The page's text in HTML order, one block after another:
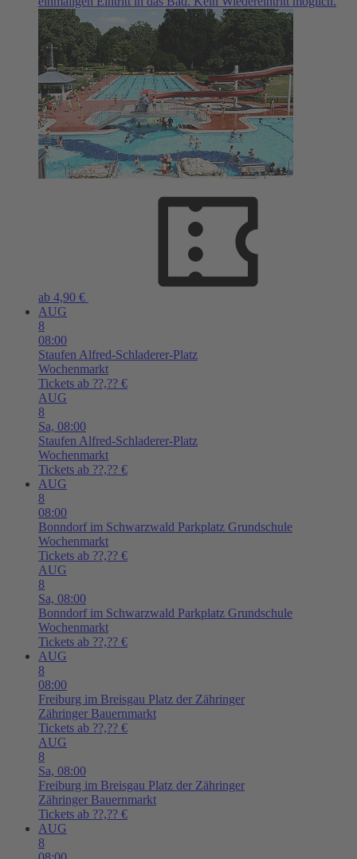
ab 4,90 €
AUG
8
08:00
Staufen Alfred-Schladerer-Platz
Wochenmarkt
Tickets ab ??,?? €
AUG
8
Sa, 08:00
Staufen Alfred-Schladerer-Platz
Wochenmarkt
Tickets ab ??,?? €
AUG
8
08:00
Bonndorf im Schwarzwald Parkplatz Grundschule
Wochenmarkt
Tickets ab ??,?? €
AUG
8
Sa, 08:00
Bonndorf im Schwarzwald Parkplatz Grundschule
Wochenmarkt
Tickets ab ??,?? €
AUG
8
08:00
Freiburg im Breisgau Platz der Zähringer
Zähringer Bauernmarkt
Tickets ab ??,?? €
AUG
8
Sa, 08:00
Freiburg im Breisgau Platz der Zähringer
Zähringer Bauernmarkt
Tickets ab ??,?? €
AUG
8